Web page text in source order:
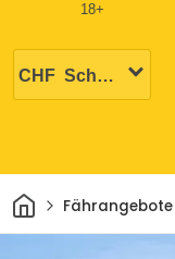
18+
HeimFährangebote